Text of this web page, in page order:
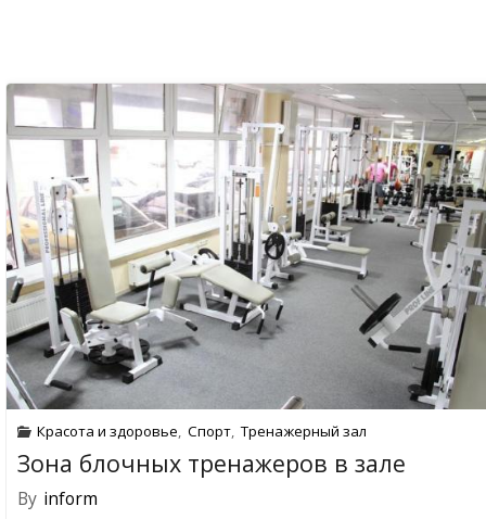
Красота и здоровье, Спорт, Тренажерный зал
Зона блочных тренажеров в зале
By inform